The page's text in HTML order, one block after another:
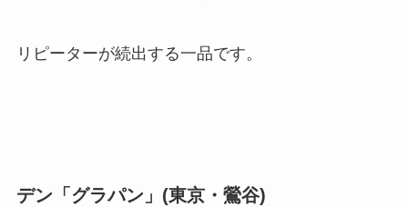
リピーターが続出する一品です。
デン「グラパン」(東京・鶯谷)